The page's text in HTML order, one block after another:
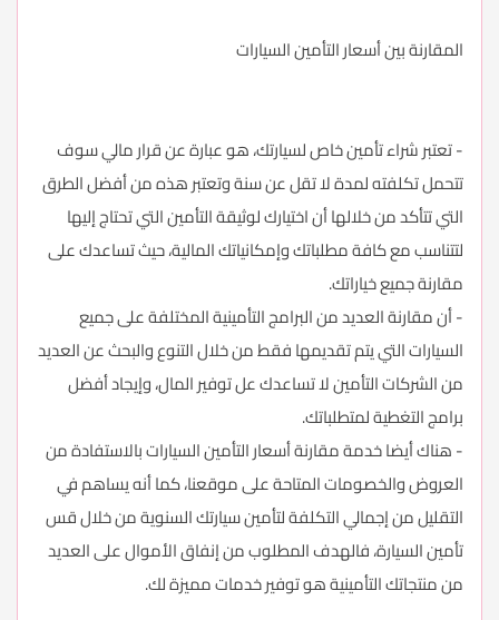
المقارنة بين أسعار التأمين السيارات
- تعتبر شراء تأمين خاص لسيارتك، هو عبارة عن قرار مالي سوف
تتحمل تكلفته لمدة لا تقل عن سنة وتعتبر هذه من أفضل الطرق
التي تتأكد من خلالها أن اختيارك لوثيقة التأمين التي تحتاج إليها
لتتناسب مع كافة مطلباتك وإمكانياتك المالية، حيث تساعدك على
مقارنة جميع خياراتك.
- أن مقارنة العديد من البرامج التأمينية المختلفة على جميع
السيارات التي يتم تقديمها فقط من خلال التنوع والبحث عن العديد
من الشركات التأمين لا تساعدك عل توفير المال، وإيجاد أفضل
برامج التغطية لمتطلباتك.
- هناك أيضا خدمة مقارنة أسعار التأمين السيارات بالاستفادة من
العروض والخصومات المتاحة على موقعنا، كما أنه يساهم في
التقليل من إجمالي التكلفة لتأمين سيارتك السنوية من خلال قس
تأمين السيارة، فالهدف المطلوب من إنفاق الأموال على العديد
من منتجاتك التأمينية هو توفير خدمات مميزة لك.